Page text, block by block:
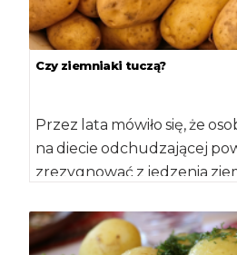
Czy ziemniaki tuczą?
Przez lata mówiło się, że
na diecie odchudzającej
zrezygnować z jedzenia